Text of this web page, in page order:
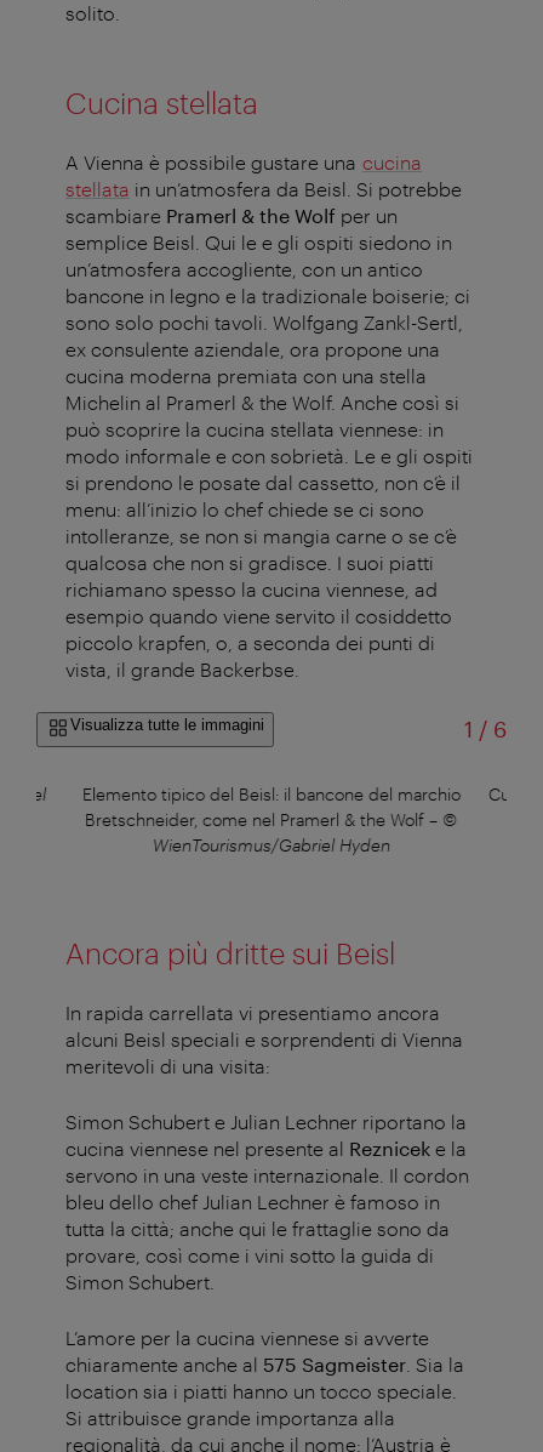
solito.
Cucina stellata
A Vienna è possibile gustare una cucina
stellata in un’atmosfera da Beisl. Si potrebbe
scambiare Pramerl & the Wolf per un
semplice Beisl. Qui le e gli ospiti siedono in
un’atmosfera accogliente, con un antico
bancone in legno e la tradizionale boiserie; ci
sono solo pochi tavoli. Wolfgang Zankl-Sertl,
ex consulente aziendale, ora propone una
cucina moderna premiata con una stella
Michelin al Pramerl & the Wolf. Anche così si
può scoprire la cucina stellata viennese: in
modo informale e con sobrietà. Le e gli ospiti
si prendono le posate dal cassetto, non c’è il
menu: all’inizio lo chef chiede se ci sono
intolleranze, se non si mangia carne o se c’è
qualcosa che non si gradisce. I suoi piatti
richiamano spesso la cucina viennese, ad
esempio quando viene servito il cosiddetto
piccolo krapfen, o, a seconda dei punti di
vista, il grande Backerbse.
Visualizza tutte le immagini 1 /di
6
Elemento tipico del Beisl: il bancone del marchio
Bretschneider, come nel Pramerl & the Wolf – ©
WienTourismus/Gabriel Hyden
Ancora più dritte sui Beisl
In rapida carrellata vi presentiamo ancora
alcuni Beisl speciali e sorprendenti di Vienna
meritevoli di una visita:
Simon Schubert e Julian Lechner riportano la
cucina viennese nel presente al Reznicek e la
servono in una veste internazionale. Il cordon
bleu dello chef Julian Lechner è famoso in
tutta la città; anche qui le frattaglie sono da
provare, così come i vini sotto la guida di
Simon Schubert.
L’amore per la cucina viennese si avverte
chiaramente anche al 575 Sagmeister . Sia la
location sia i piatti hanno un tocco speciale.
Si attribuisce grande importanza alla
regionalità, da cui anche il nome: l’Austria è